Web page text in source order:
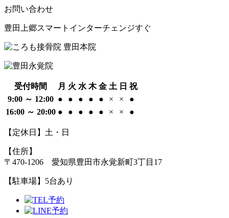
お問い合わせ
豊田上郷スマートインターチェンジすぐ
受付時間 月 火 水 木 金 土 日 祝
9:00 ～ 12:00 ● ● ● ● ● × ×
●
16:00 ～ 20:00 ● ● ● ● ● × × ●
【定休日】土・日
【住所】
〒470-1206 愛知県豊田市永覚新町3丁目17
【駐車場】 5台あり